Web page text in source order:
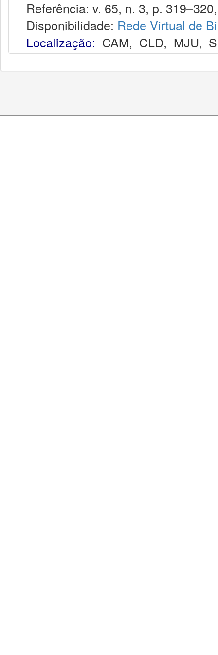
Referência: v. 65, n. 3, p.
Disponibilidade: Rede Virtual de
Localização: CAM, CLD, MJU,